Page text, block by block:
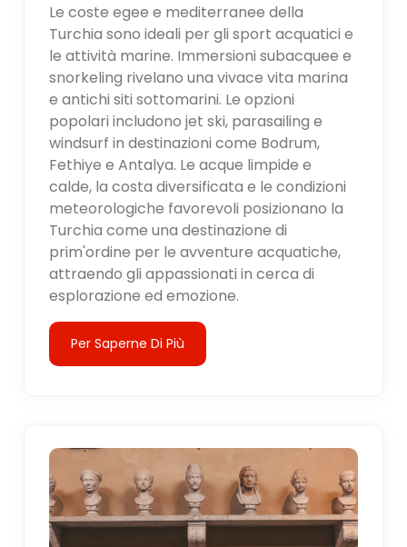
Le coste egee e mediterranee della
Turchia sono ideali per gli sport acquatici e
le attività marine. Immersioni subacquee e
snorkeling rivelano una vivace vita marina
e antichi siti sottomarini. Le opzioni
popolari includono jet ski, parasailing e
windsurf in destinazioni come Bodrum,
Fethiye e Antalya. Le acque limpide e
calde, la costa diversificata e le condizioni
meteorologiche favorevoli posizionano la
Turchia come una destinazione di
prim'ordine per le avventure acquatiche,
attraendo gli appassionati in cerca di
esplorazione ed emozione.
Per Saperne Di Più